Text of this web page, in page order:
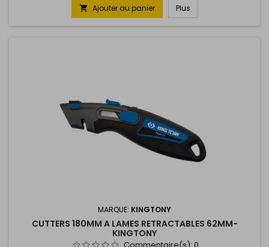
 Ajouter au panier Plus
MARQUE: KINGTONY
CUTTERS 180MM A LAMES RETRACTABLES 62MM-
KINGTONY